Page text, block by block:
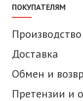
ПОКУПАТЕЛЯМ
Производство
Доставка
Обмен и
Претензии и